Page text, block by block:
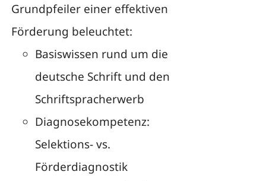
Grundpfeiler einer effektiven
Förderung beleuchtet:
Basiswissen rund um die
deutsche Schrift und den
Schriftspracherwerb
Diagnosekompetenz:
Selektions- vs.
Förderdiagnostik